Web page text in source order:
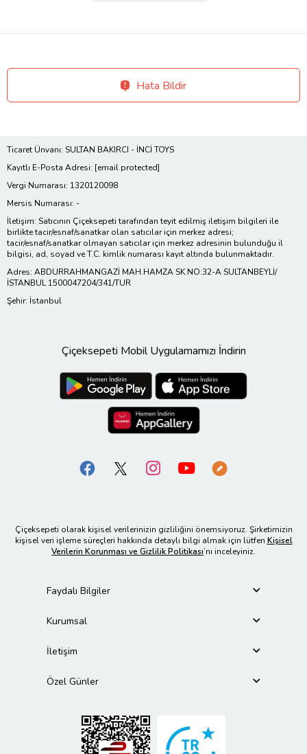
Hata Bildir
Ticaret Ünvanı: SULTAN BAKIRCI - İNCİ TOYS
Kayıtlı E-Posta Adresi: [email protected]
Vergi Numarası: 1320120098
Mersis Numarası: -
İletişim: Satıcının Çiçeksepeti tarafından teyit edilmiş iletişim bilgileri ile
birlikte tacir/esnaf/sanatkar olan satıcılar için merkez adresi;
tacir/esnaf/sanatkar olmayan satıcılar için merkez adresinin bulunduğu il
bilgisi, ad, soyad ve T.C. kimlik numarası kayıt altında bulunmaktadır.
Adres: ABDURRAHMANGAZİ MAH.HAMZA SK.NO:32-A SULTANBEYLİ/
İSTANBUL 1500047204/341/TUR
Şehir: İstanbul
Çiçeksepeti Mobil Uygulamamızı İndirin
Çiçeksepeti olarak kişisel verilerinizin gizliliğini önemsiyoruz. Şirketimizin
kişisel veri işleme süreçleri hakkında detaylı bilgi almak için lütfen Kişisel
Verilerin Korunması ve Gizlilik Politikası’nı inceleyiniz.
Faydalı Bilgiler
Kurumsal
İletişim
Özel Günler